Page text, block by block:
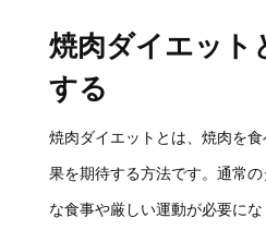
焼肉ダイエット
する
焼肉ダイエットとは、焼肉を
果を期待する方法です。通常
な食事や厳しい運動が必要に